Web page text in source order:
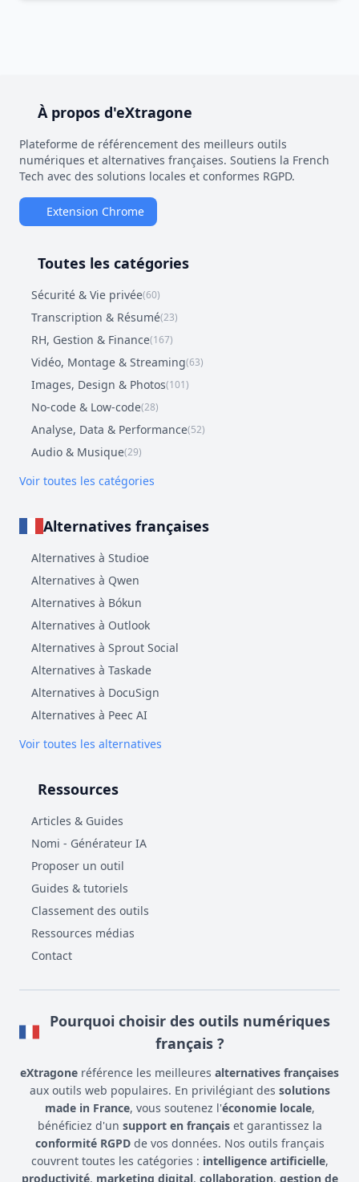
À propos d'eXtragone
Plateforme de référencement des meilleurs outils
numériques et alternatives françaises. Soutiens la French
Tech avec des solutions locales et conformes RGPD.
Extension Chrome
Toutes les catégories
Sécurité & Vie privée(60)
Transcription & Résumé(23)
RH, Gestion & Finance(167)
Vidéo, Montage & Streaming(63)
Images, Design & Photos(101)
No-code & Low-code(28)
Analyse, Data & Performance(52)
Audio & Musique(29)
Voir toutes les catégories
Alternatives françaises
Alternatives à Studioe
Alternatives à Qwen
Alternatives à Bókun
Alternatives à Outlook
Alternatives à Sprout Social
Alternatives à Taskade
Alternatives à DocuSign
Alternatives à Peec AI
Voir toutes les alternatives
Ressources
Articles & Guides
Nomi - Générateur IA
Proposer un outil
Guides & tutoriels
Classement des outils
Ressources médias
Contact
Pourquoi choisir des outils numériques
français ?
eXtragone référence les meilleures alternatives françaises
aux outils web populaires. En privilégiant des solutions
made in France, vous soutenez l'économie locale,
bénéficiez d'un support en françaiset garantissez la
conformité RGPDde vos données. Nos outils français
couvrent toutes les catégories : intelligence artificielle,
productivité, marketing digital, collaboration, gestion de